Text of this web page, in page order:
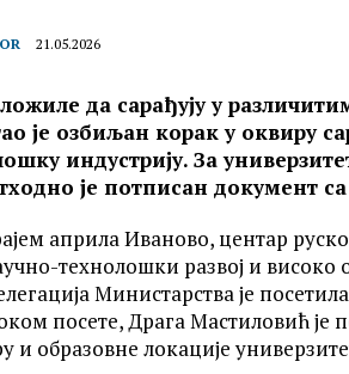
21.05.2026
да сарађују у
је озбиљан корак у оквиру
индустрију. За
је потписан документ
априла Иваново, центар
технолошки развој и
Министарства је
посете, Драга Мастиловић је
и образовне локације